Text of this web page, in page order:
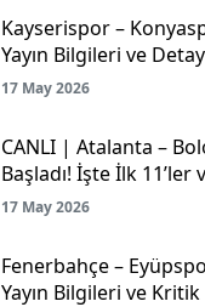
Kayserispor –
Yayın Bilgileri ve
17 May 2026
CANLI | Atalanta –
Başladı! İşte İlk 11’ler
Mücadele Detayları
17 May 2026
Fenerbahçe –
Yayın Bilgileri ve